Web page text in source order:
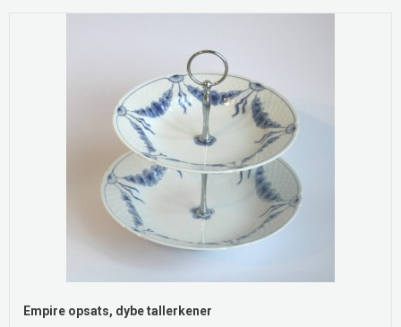
Empire opsats, dybe tallerkener